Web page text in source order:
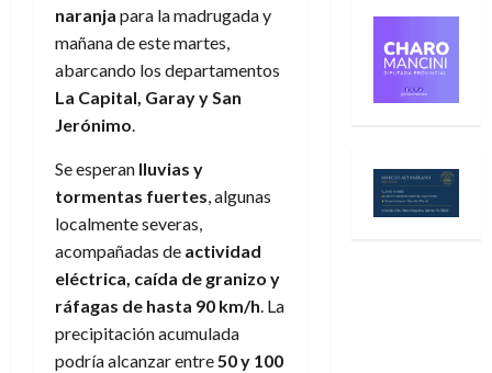
naranja para la madrugada y
mañana de este martes,
abarcando los departamentos
La Capital, Garay y San
Jerónimo.
Se esperan lluvias y
tormentas fuertes, algunas
localmente severas,
acompañadas de actividad
eléctrica, caída de granizo y
ráfagas de hasta 90 km/h. La
precipitación acumulada
podría alcanzar entre50 y 100